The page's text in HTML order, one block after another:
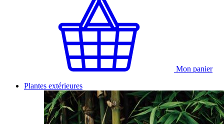
Mon panier
Plantes extérieures